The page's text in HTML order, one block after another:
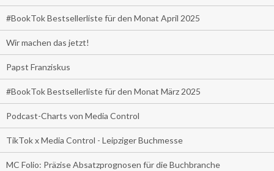
#BookTok Bestsellerliste für den Monat April 2025
Wir machen das jetzt!
Papst Franziskus
#BookTok Bestsellerliste für den Monat März 2025
Podcast-Charts von Media Control
TikTok x Media Control - Leipziger Buchmesse
MC Folio: Präzise Absatzprognosen für die Buchbranche